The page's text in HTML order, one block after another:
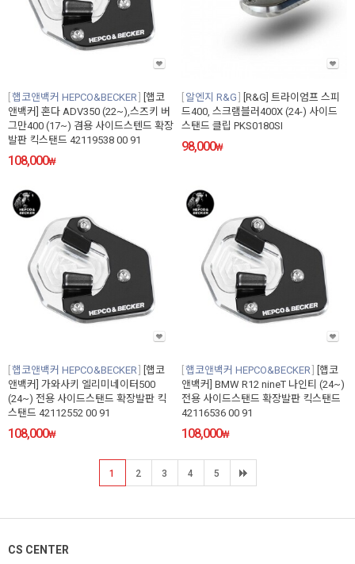
햅코앤백커 HEPCO&BECKER
[햅코
앤백커] 혼다 ADV350 (22~),스즈키 버
그만400 (17~) 겸용 사이드스텐드 확장
발판 킥스탠드 42119538 00 91
108,000₩
알엔지 R&G
[R&G] 트라이엄프 스피
드400, 스크램블러400X (24-) 사이드
스탠드 클립 PKS0180SI
98,000₩
햅코앤백커 HEPCO&BECKER
[햅코
앤백커] 가와사키 엘리미네이터500
(24~) 전용 사이드스탠드 확장발판 킥
스탠드 42112552 00 91
108,000₩
햅코앤백커 HEPCO&BECKER
[햅코
앤백커] BMW R12 nineT 나인티 (24~)
전용 사이드스탠드 확장발판 킥스탠드
42116536 00 91
108,000₩
1 2 3 4 5
CS CENTER